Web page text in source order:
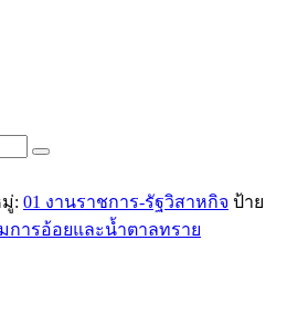
: 01 งานราชการ-รัฐวิสาหกิจ ป้าย
ารอ้อยและน้ำตาลทราย